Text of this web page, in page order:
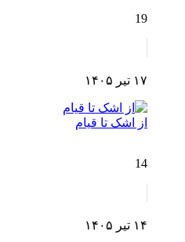
19
۱۷ تیر ۱۴۰۵
از اشک تا قیام
14
۱۴ تیر ۱۴۰۵